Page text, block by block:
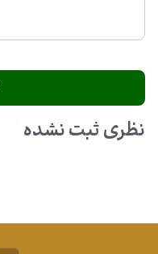
نظری ثبت نشده